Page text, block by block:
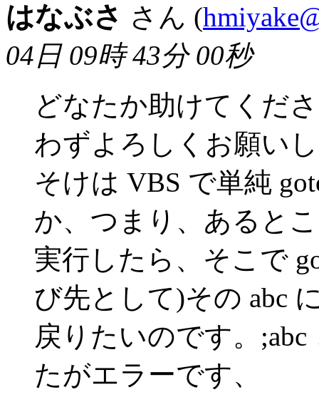
はなぶさ さん (
04日 09時 43分 00秒
どなたか助けてくだ
わずよろしくお願い
そけは VBS で単純
か、つまり、あると
実行したら、そこで
び先として)その abc
戻りたいのです。
たがエラーです、